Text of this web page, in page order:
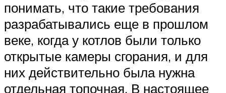
понимать, что такие требования
разрабатывались еще в прошлом
веке, когда у котлов были только
открытые камеры сгорания, и для
них действительно была нужна
отдельная топочная. В настоящее